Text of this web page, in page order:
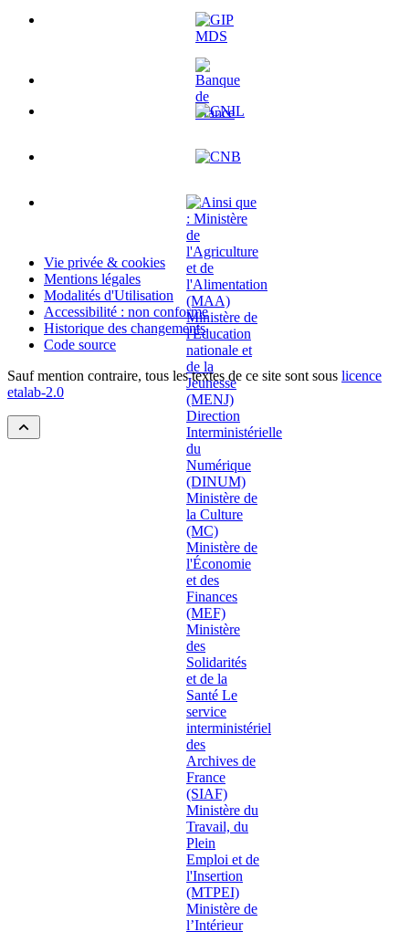
Vie privée & cookies
Mentions légales
Modalités d'Utilisation
Accessibilité : non conforme
Historique des changements
Code source
Sauf mention contraire, tous les textes de ce site sont sous licence
etalab-2.0